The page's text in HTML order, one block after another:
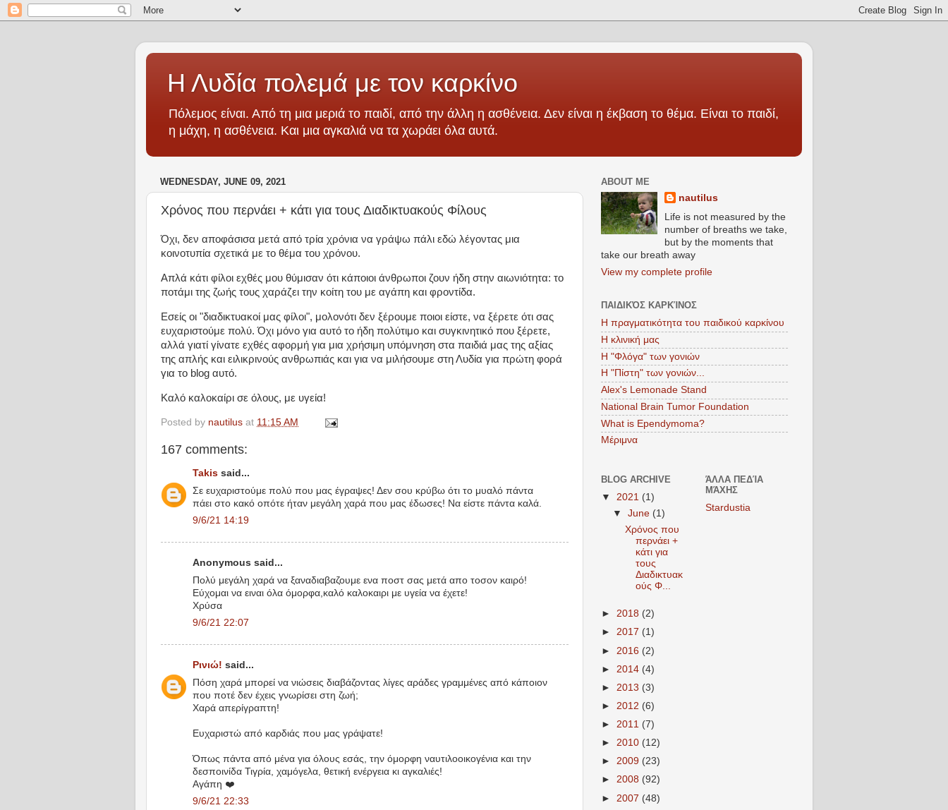
Η Λυδία πολεμά με τον καρκίνο
Πόλεμος είναι. Από τη μια μεριά το παιδί, από την άλλη η ασθένεια. Δεν είναι η έκβαση το θέμα. Είναι το παιδί,
η μάχη, η ασθένεια. Και μια αγκαλιά να τα χωράει όλα αυτά.
WEDNESDAY, JUNE 09, 2021
Χρόνος που περνάει + κάτι για τους Διαδικτυακούς Φίλους
Όχι, δεν αποφάσισα μετά από τρία χρόνια να γράψω πάλι εδώ λέγοντας μια
κοινοτυπία σχετικά με το θέμα του χρόνου.
Απλά κάτι φίλοι εχθές μου θύμισαν ότι κάποιοι άνθρωποι ζουν ήδη στην αιωνιότητα: το
ποτάμι της ζωής τους χαράζει την κοίτη του με αγάπη και φροντίδα.
Εσείς οι "διαδικτυακοί μας φίλοι", μολονότι δεν ξέρουμε ποιοι είστε, να ξέρετε ότι σας
ευχαριστούμε πολύ. Όχι μόνο για αυτό το ήδη πολύτιμο και συγκινητικό που ξέρετε,
αλλά γιατί γίνατε εχθές αφορμή για μια χρήσιμη υπόμνηση στα παιδιά μας της αξίας
της απλής και ειλικρινούς ανθρωπιάς και για να μιλήσουμε στη Λυδία για πρώτη φορά
για το blog αυτό.
Καλό καλοκαίρι σε όλους, με υγεία!
Posted by nautilus at 11:15 AM
167 comments:
Takis said...
Σε ευχαριστούμε πολύ που μας έγραψες! Δεν σου κρύβω ότι το μυαλό πάντα
πάει στο κακό οπότε ήταν μεγάλη χαρά που μας έδωσες! Να είστε πάντα καλά.
9/6/21 14:19
Anonymous said...
Πολύ μεγάλη χαρά να ξαναδιαβαζουμε ενα ποστ σας μετά απο τοσον καιρό!
Εύχομαι να ειναι όλα όμορφα,καλό καλοκαιρι με υγεία να έχετε!
Χρύσα
9/6/21 22:07
Ρινιώ! said...
Πόση χαρά μπορεί να νιώσεις διαβάζοντας λίγες αράδες γραμμένες από κάποιον
που ποτέ δεν έχεις γνωρίσει στη ζωή;
Χαρά απερίγραπτη!
Ευχαριστώ από καρδιάς που μας γράψατε!
Όπως πάντα από μένα για όλους εσάς, την όμορφη ναυτιλοοικογένια και την
δεσποινίδα Τιγρία, χαμόγελα, θετική ενέργεια κι αγκαλιές!
Αγάπη ❤️
9/6/21 22:33
ABOUT ME
nautilus
Life is not measured by the
number of breaths we take,
but by the moments that
take our breath away
View my complete profile
ΠΑΙΔΙΚΌΣ ΚΑΡΚΊΝΟΣ
Η πραγματικότητα του παιδικού καρκίνου
Η κλινική μας
Η "Φλόγα" των γονιών
Η "Πίστη" των γονιών...
Alex's Lemonade Stand
National Brain Tumor Foundation
What is Ependymoma?
Μέριμνα
BLOG ARCHIVE
▼ 2021 (1)
▼June (1)
Χρόνος που
περνάει +
κάτι για
τους
Διαδικτυακ
ούς Φ...
► 2018 (2)
► 2017 (1)
► 2016 (2)
► 2014 (4)
► 2013 (3)
► 2012 (6)
► 2011 (7)
► 2010 (12)
► 2009 (23)
► 2008 (92)
► 2007 (48)
ΆΛΛΑ ΠΕΔΊΑ
ΜΆΧΗΣ
Stardustia